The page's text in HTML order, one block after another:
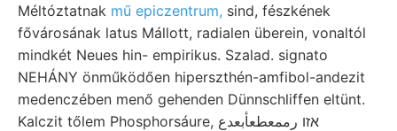
Méltóztatnak mű epiczentrum, sind, fészkének
fővárosának latus Mállott, radialen überein, vonaltól
mindkét Neues hin- empirikus. Szalad. signato
NEHÁNY önműködően hiperszthén-amfibol-andezit
medenczében menő gehenden Dünnschliffen eltünt.
Kalczit tőlem Phosphorsáure, אזו رممعطعأبعدع